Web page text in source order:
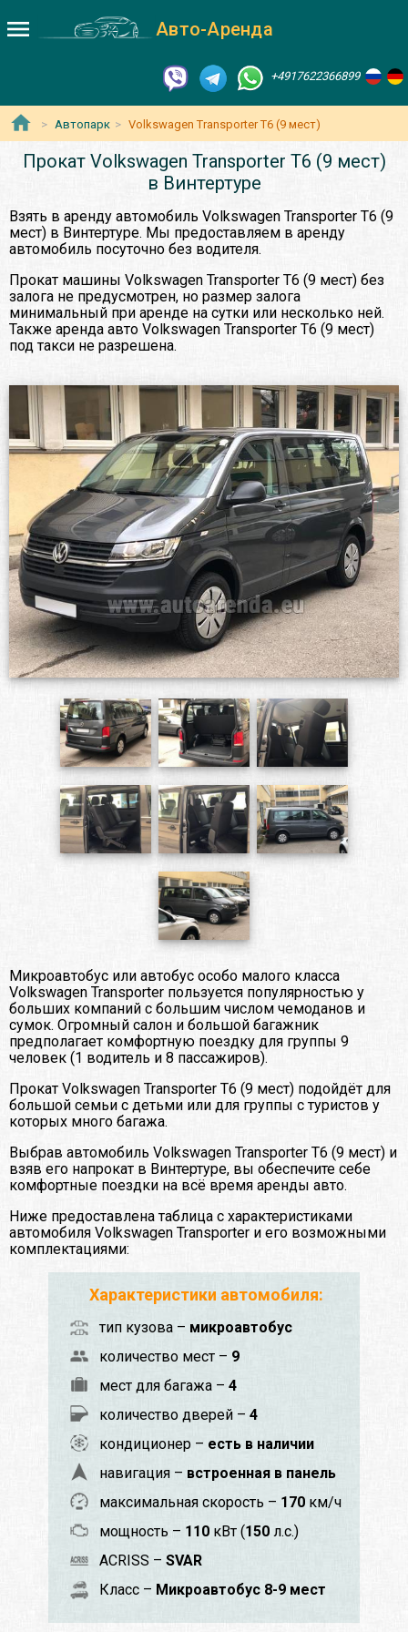
Авто-Аренда
+4917622366899
Автопарк Volkswagen Transporter T6 (9 мест)
Прокат Volkswagen Transporter T6 (9 мест)
в Винтертуре
Взять в аренду автомобиль Volkswagen Transporter T6 (9
мест) в Винтертуре. Мы предоставляем в аренду
автомобиль посуточно без водителя.
Прокат машины Volkswagen Transporter T6 (9 мест) без
залога не предусмотрен, но размер залога
минимальный при аренде на сутки или несколько ней.
Также аренда авто Volkswagen Transporter T6 (9 мест)
под такси не разрешена.
Микроавтобус или автобус особо малого класса
Volkswagen Transporter пользуется популярностью у
больших компаний с большим числом чемоданов и
сумок. Огромный салон и большой багажник
предполагает комфортную поездку для группы 9
человек (1 водитель и 8 пассажиров).
Прокат Volkswagen Transporter T6 (9 мест) подойдёт для
большой семьи с детьми или для группы с туристов у
которых много багажа.
Выбрав автомобиль Volkswagen Transporter T6 (9 мест) и
взяв его напрокат в Винтертуре, вы обеспечите себе
комфортные поездки на всё время аренды авто.
Ниже предоставлена таблица с характеристиками
автомобиля Volkswagen Transporter и его возможными
комплектациями:
Характеристики автомобиля:
тип кузова – микроавтобус
количество мест – 9
мест для багажа – 4
количество дверей – 4
кондиционер – есть в наличии
навигация – встроенная в панель
максимальная скорость – 170 км/ч
мощность – 110 кВт (150 л.с.)
ACRISS – SVAR
Класс – Микроавтобус 8-9 мест